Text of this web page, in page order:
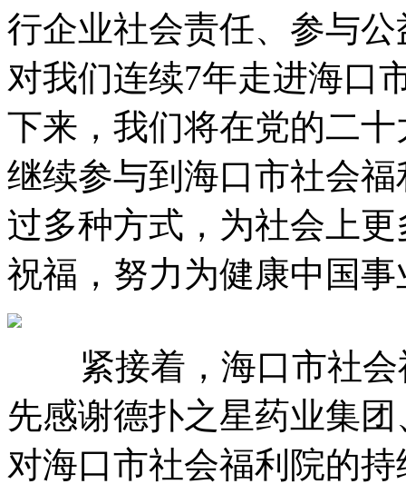
行企业社会责任、参与
对我们连续7年走进海口
下来，我们将在党的二
继续参与到海口市社会
过多种方式，为社会上
祝福，努力为健康中国
紧接着，海口市社会
先感谢德扑之星药业集
对海口市社会福利院的